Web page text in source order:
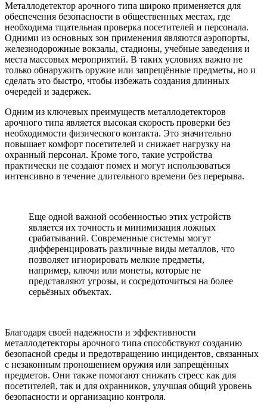
Металлодетектор арочного типа широко применяется для
обеспечения безопасности в общественных местах, где
необходима тщательная проверка посетителей и персонала.
Одними из основных зон применения являются аэропорты,
железнодорожные вокзалы, стадионы, учебные заведения и
места массовых мероприятий. В таких условиях важно не
только обнаружить оружие или запрещённые предметы, но и
сделать это быстро, чтобы избежать создания длинных
очередей и задержек.
Одним из ключевых преимуществ металлодетекторов
арочного типа является высокая скорость проверки без
необходимости физического контакта. Это значительно
повышает комфорт посетителей и снижает нагрузку на
охранный персонал. Кроме того, такие устройства
практически не создают помех и могут использоваться
интенсивно в течение длительного времени без перерыва.
Еще одной важной особенностью этих устройств
является их точность и минимизация ложных
срабатываний. Современные системы могут
дифференцировать различные виды металлов, что
позволяет игнорировать мелкие предметы,
например, ключи или монеты, которые не
представляют угрозы, и сосредоточиться на более
серьёзных объектах.
Благодаря своей надежности и эффективности
металлодетекторы арочного типа способствуют созданию
безопасной среды и предотвращению инцидентов, связанных
с незаконным проношением оружия или запрещённых
предметов. Они также помогают снижать стресс как для
посетителей, так и для охранников, улучшая общий уровень
безопасности и организацию контроля.